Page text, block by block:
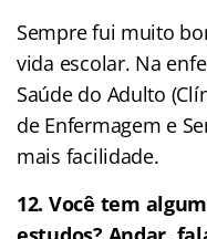
Sempre fui muito
vida escolar. Na
Saúde do Adulto
de Enfermagem e
mais facilidade.
12. Você tem